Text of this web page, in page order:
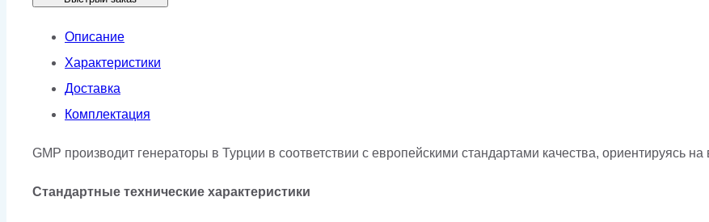
GMP
253WA
кожухе
Описание
Характеристики
Доставка
Комплектация
GMP производит генераторы в Турции в соответствии с европейскими стандартами качества, ориентируясь
Стандартные технические характеристики